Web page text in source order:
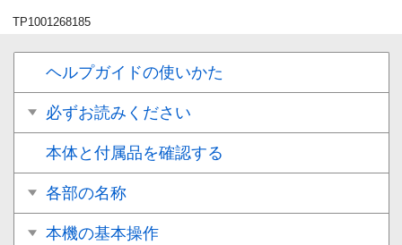
TP1001268185
ヘルプガイドの使いかた
必ずお読みください
本体と付属品を確認する
各部の名称
本機の基本操作